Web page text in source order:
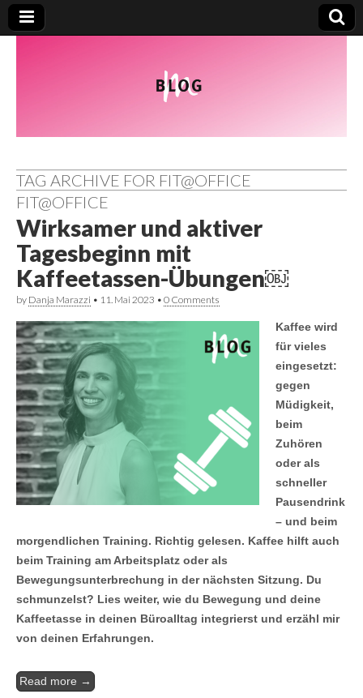
TAG ARCHIVE FOR FIT@OFFICE
FIT@OFFICE
Wirksamer und aktiver
Tagesbeginn mit
Kaffeetassen-Übungen￼
by Danja Marazzi • 11. Mai 2023 • 0 Comments
Kaffee wird
für vieles
eingesetzt:
gegen
Müdigkeit,
beim
Zuhören
oder als
schneller
Pausendrink
– und beim
morgendlichen Training. Richtig gelesen. Kaffee hilft auch
beim Training am Arbeitsplatz oder als
Bewegungsunterbrechung in der nächsten Sitzung. Du
schmunzelst? Lies weiter, wie du Bewegung und deine
Kaffeetasse in deinen Büroalltag integrierst und erzähl mir
von deinen Erfahrungen.
Read more →